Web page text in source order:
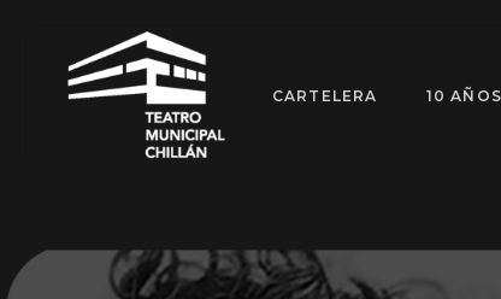
CARTELERA 10 AÑOS